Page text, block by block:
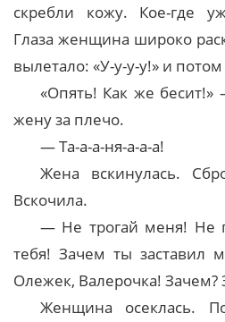
скребли кожу. Кое-где
Глаза женщина широко
вылетало: «У-у-у-у!» и
«Опять! Как же
жену за плечо.
— Та-а-а-ня-а-а-а!
Жена вскинулась.
Вскочила.
— Не трогай меня! Не
тебя! Зачем ты заставил
Олежек, Валерочка!
Женщина осеклась.